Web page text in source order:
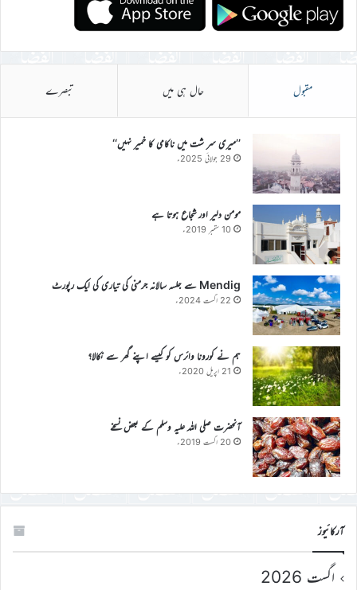
مقبول حال ہی میں تبصرے
’’میری سر شت میں ناکامی کا خمیر نہیں‘‘
29 جولائی 2025ء
مومن دلیر اور شجاع ہوتا ہے
10 ستمبر 2019ء
Mendig سے جلسہ سالانہ جرمنی کی تیاری کی ایک رپورٹ
22 اگست 2024ء
ہم نے کورونا وائرس کو کیسے اپنے گھر سے نکالا؟
21 اپریل 2020ء
آنحضرت صلی اللہ علیہ وسلم کے بعض نسخے
20 اگست 2019ء
آرکائیوز
اگست 2026